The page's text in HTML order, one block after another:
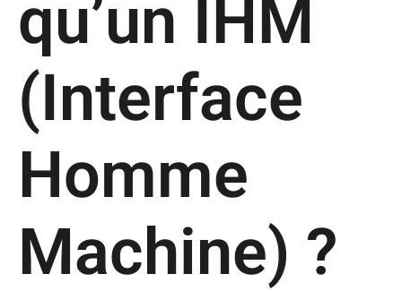
qu’un IHM
(Interface
Homme
Machine) ?